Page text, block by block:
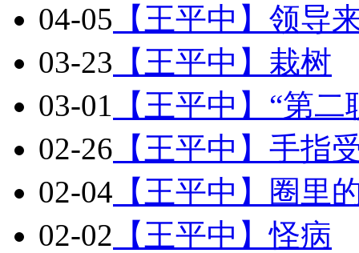
04-05 【王平中】领导
03-23 【王平中】栽树
03-01 【王平中】“第二
02-26 【王平中】手指
02-04 【王平中】圈里
02-02 【王平中】怪病